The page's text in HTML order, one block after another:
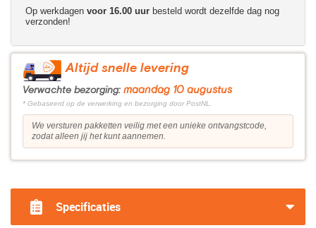
Op werkdagen voor 16.00 uur besteld wordt dezelfde dag nog
verzonden!
Altijd snelle levering
Verwachte bezorging: maandag 10 augustus
* Gebaseerd op de verwerking en bezorging door PostNL.
We versturen pakketten veilig met een unieke ontvangstcode,
zodat alleen jij het kunt aannemen.
Specificaties